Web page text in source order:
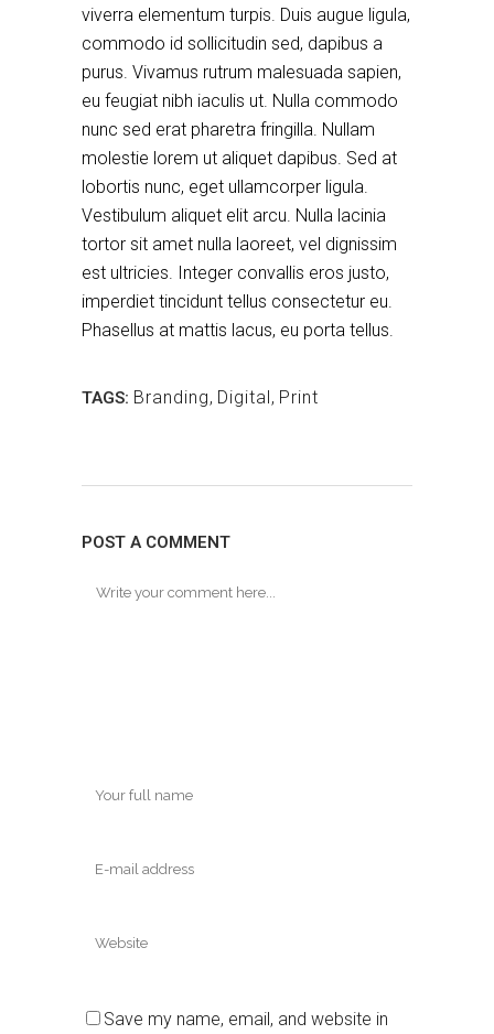
viverra elementum turpis. Duis augue ligula,
commodo id sollicitudin sed, dapibus a
purus. Vivamus rutrum malesuada sapien,
eu feugiat nibh iaculis ut. Nulla commodo
nunc sed erat pharetra fringilla. Nullam
molestie lorem ut aliquet dapibus. Sed at
lobortis nunc, eget ullamcorper ligula.
Vestibulum aliquet elit arcu. Nulla lacinia
tortor sit amet nulla laoreet, vel dignissim
est ultricies. Integer convallis eros justo,
imperdiet tincidunt tellus consectetur eu.
Phasellus at mattis lacus, eu porta tellus.
TAGS: Branding, Digital, Print
POST A COMMENT
Save my name, email, and website in